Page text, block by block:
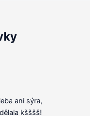
ani sýra,
kšššš!